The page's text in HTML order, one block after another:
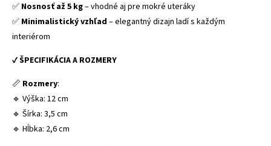
✅ Nosnosť až 5 kg– vhodné aj pre mokré uteráky
✅ Minimalistický vzhľad – elegantný dizajn ladí s každým
interiérom
✔ŠPECIFIKÁCIA A ROZMERY
📏 Rozmery:
🔹 Výška: 12 cm
🔹 Šírka: 3,5 cm
🔹 Hĺbka: 2,6 cm